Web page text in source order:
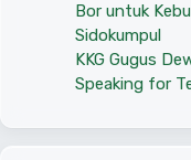
Bor untuk
Sidokumpul
KKG Gugus
Speaking for